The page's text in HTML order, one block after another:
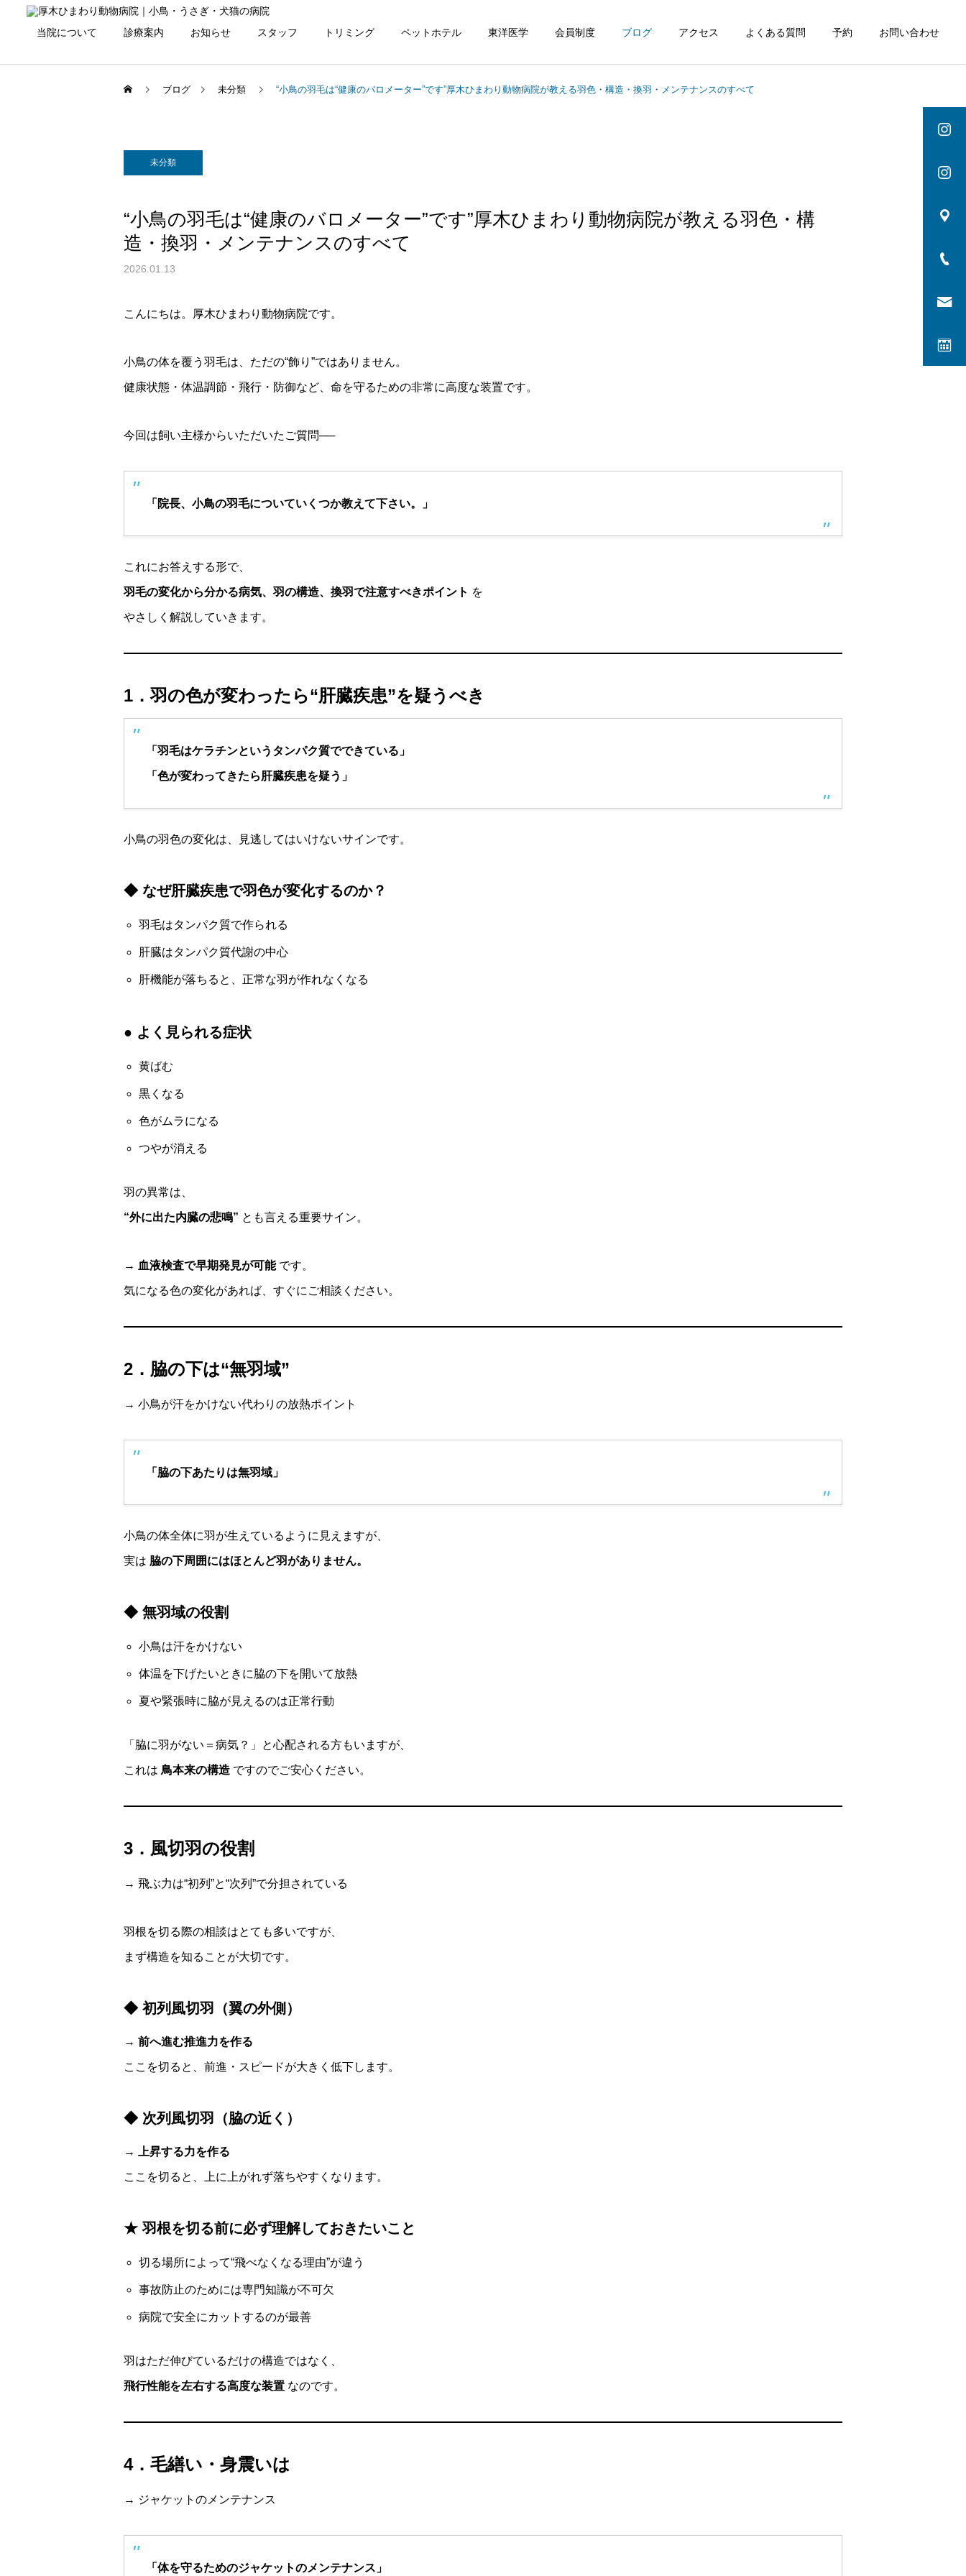
当院について 診療案内 お知らせ スタッフ トリミング ペットホテル 東洋医学 会員制度 ブログ アクセス よくある質問 予約 お問い合わせ
ブログ 未分類 “小鳥の羽毛は“健康のバロメーター”です”厚木ひまわり動物病院が教える羽色・構造・換羽・メンテナンスのすべて
未分類
“小鳥の羽毛は“健康のバロメーター”です”厚木ひまわり動物病院が教える羽色・構
造・換羽・メンテナンスのすべて
2026.01.13
こんにちは。厚木ひまわり動物病院です。
小鳥の体を覆う羽毛は、ただの“飾り”ではありません。
健康状態・体温調節・飛行・防御など、命を守るための非常に高度な装置です。
今回は飼い主様からいただいたご質問──
「院長、小鳥の羽毛についていくつか教えて下さい。」
これにお答えする形で、
羽毛の変化から分かる病気、羽の構造、換羽で注意すべきポイント を
やさしく解説していきます。
1．羽の色が変わったら“肝臓疾患”を疑うべき
「羽毛はケラチンというタンパク質でできている」
「色が変わってきたら肝臓疾患を疑う」
小鳥の羽色の変化は、見逃してはいけないサインです。
◆ なぜ肝臓疾患で羽色が変化するのか？
羽毛はタンパク質で作られる
肝臓はタンパク質代謝の中心
肝機能が落ちると、正常な羽が作れなくなる
● よく見られる症状
黄ばむ
黒くなる
色がムラになる
つやが消える
羽の異常は、
“外に出た内臓の悲鳴” とも言える重要サイン。
→ 血液検査で早期発見が可能です。
気になる色の変化があれば、すぐにご相談ください。
2．脇の下は“無羽域”
→ 小鳥が汗をかけない代わりの放熱ポイント
「脇の下あたりは無羽域」
小鳥の体全体に羽が生えているように見えますが、
実は 脇の下周囲にはほとんど羽がありません。
◆ 無羽域の役割
小鳥は汗をかけない
体温を下げたいときに脇の下を開いて放熱
夏や緊張時に脇が見えるのは正常行動
「脇に羽がない＝病気？」と心配される方もいますが、
これは 鳥本来の構造 ですのでご安心ください。
3．風切羽の役割
→ 飛ぶ力は“初列”と“次列”で分担されている
羽根を切る際の相談はとても多いですが、
まず構造を知ることが大切です。
◆ 初列風切羽（翼の外側）
→ 前へ進む推進力を作る
ここを切ると、前進・スピードが大きく低下します。
◆ 次列風切羽（脇の近く）
→ 上昇する力を作る
ここを切ると、上に上がれず落ちやすくなります。
★ 羽根を切る前に必ず理解しておきたいこと
切る場所によって“飛べなくなる理由”が違う
事故防止のためには専門知識が不可欠
病院で安全にカットするのが最善
羽はただ伸びているだけの構造ではなく、
飛行性能を左右する高度な装置 なのです。
4．毛繕い・身震いは
→ ジャケットのメンテナンス
「体を守るためのジャケットのメンテナンス」